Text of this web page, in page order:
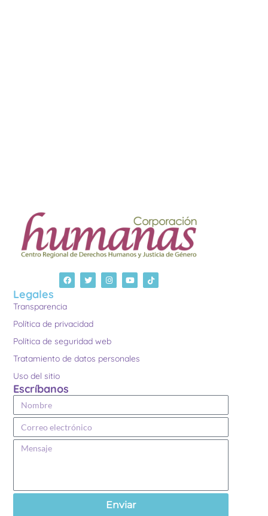
Legales
Transparencia
Política de privacidad
Política de seguridad web
Tratamiento de datos personales
Uso del sitio
Escríbanos
Enviar